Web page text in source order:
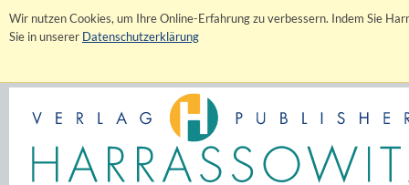
Wir nutzen Cookies, um Ihre Online-Erfahrung zu verbessern. Indem Sie
Sie in unserer Datenschutzerklärung